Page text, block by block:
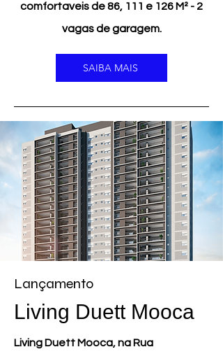
comfortaveis de 86, 111 e 126 M² - 2
vagas de garagem.
SAIBA MAIS
Lançamento
Living Duett Mooca
Living Duett Mooca, na Rua